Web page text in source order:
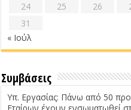
24
25 26
31
« Ιούλ
Συμβάσεις
Υπ. Εργασίας: Πάνω από 50